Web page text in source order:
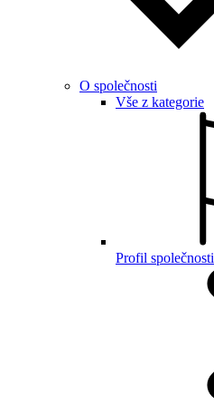
O společnosti
Vše z kategorie
Profil společnosti